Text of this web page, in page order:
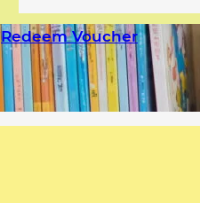
Redeem Voucher